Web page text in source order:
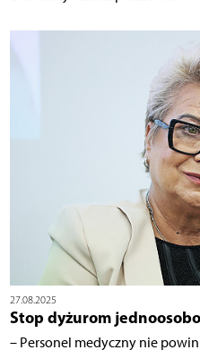
27.08.2025
Stop dyżurom
– Personel medyczny nie